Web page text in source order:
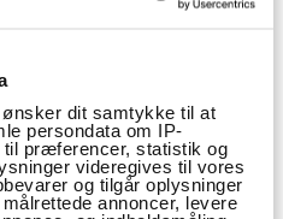
ønsker dit samtykke til at
persondata om IP-
præferencer, statistik og
videregives til vores
og tilgår oplysninger
annoncer, levere
livretter Efterår
Opskrifter